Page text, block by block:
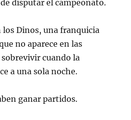
disputar el campeonato.
Dinos, una franquicia
no aparece en las
cuando la
a una sola noche.
ganar partidos.